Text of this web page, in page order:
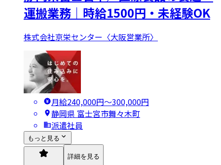
運搬業務｜時給1500円・未経験OK
株式会社京栄センター〈大阪営業所〉
月給240,000円〜300,000円
静岡県 富士宮市舞々木町
派遣社員
もっと見る
詳細を見る